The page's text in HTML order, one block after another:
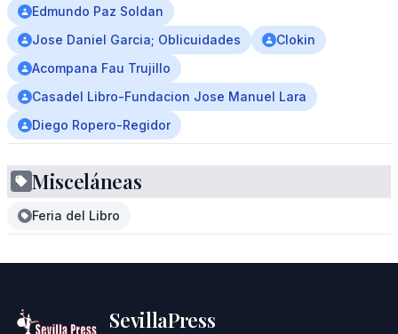
Edmundo Paz Soldan
Jose Daniel Garcia; Oblicuidades
Clokin
Acompana Fau Trujillo
Casadel Libro-Fundacion Jose Manuel Lara
Diego Ropero-Regidor
Misceláneas
Feria del Libro
SevillaPress